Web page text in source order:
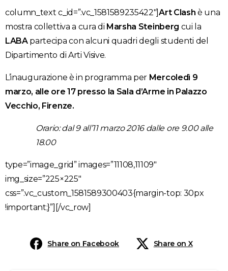
column_text c_id=”.vc_1581589235422″]Art Clash è una
mostra collettiva a cura di Marsha Steinberg cui la
LABApartecipa con alcuni quadri degli studenti del
Dipartimento di Arti Visive.
L’inaugurazione è in programma per Mercoledì 9
marzo, alle ore 17 presso la Sala d’Arme in Palazzo
Vecchio, Firenze.
Orario: dal 9 all’11 marzo 2016 dalle ore 9.00 alle
18.00
type=”image_grid” images=”11108,11109″
img_size=”225×225″
css=”.vc_custom_1581589300403{margin-top: 30px
!important;}”][/vc_row]
Share on Facebook Share on X